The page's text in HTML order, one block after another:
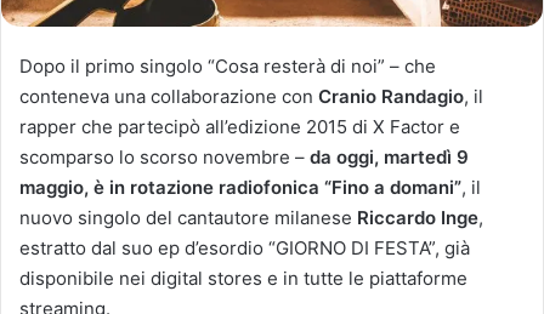
Dopo il primo singolo “Cosa resterà di noi” – che
conteneva una collaborazione con Cranio Randagio, il
rapper che partecipò all’edizione 2015 di X Factor e
scomparso lo scorso novembre – da oggi, martedì 9
maggio, è in rotazione radiofonica “Fino a domani”, il
nuovo singolo del cantautore milanese Riccardo Inge,
estratto dal suo ep d’esordio “GIORNO DI FESTA”, già
disponibile nei digital stores e in tutte le piattaforme
streaming.